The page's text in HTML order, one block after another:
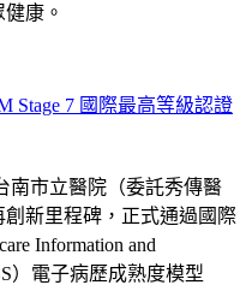
康。
Stage 7 國際最高等級認證
南市立醫院（委託秀傳醫
新里程碑，正式通過國際
Information and
）電子病歷成熟度模型